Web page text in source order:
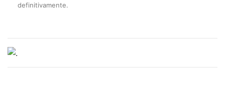
definitivamente.